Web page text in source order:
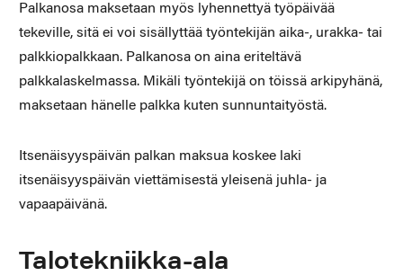
Palkanosa maksetaan myös lyhennettyä työpäivää
tekeville, sitä ei voi sisällyttää työntekijän aika-, urakka- tai
palkkiopalkkaan. Palkanosa on aina eriteltävä
palkkalaskelmassa. Mikäli työntekijä on töissä arkipyhänä,
maksetaan hänelle palkka kuten sunnuntaityöstä.
Itsenäisyyspäivän palkan maksua koskee laki
itsenäisyyspäivän viettämisestä yleisenä juhla- ja
vapaapäivänä.
Talotekniikka-ala